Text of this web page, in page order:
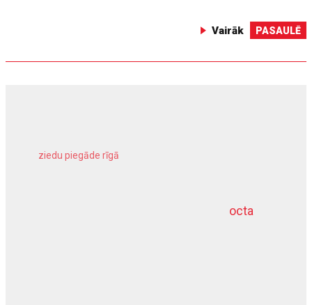
Vairāk PASAULĒ
octa
ziedu piegāde rīgā
dziļurbums